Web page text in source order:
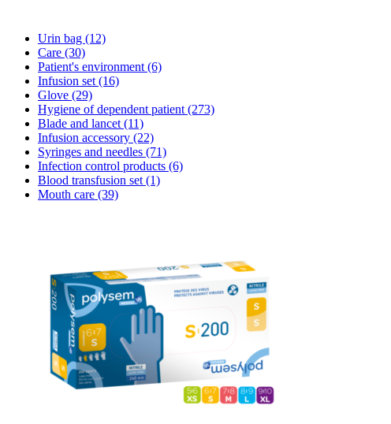
Urin bag (12)
Care (30)
Patient's environment (6)
Infusion set (16)
Glove (29)
Hygiene of dependent patient (273)
Blade and lancet (11)
Infusion accessory (22)
Syringes and needles (71)
Infection control products (6)
Blood transfusion set (1)
Mouth care (39)